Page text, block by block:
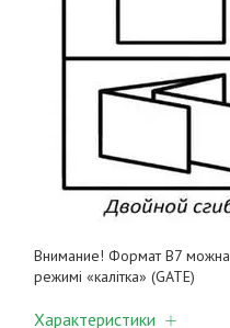
Внимание! Формат B7 можна
режимі «калітка» (GATE)
Характеристики